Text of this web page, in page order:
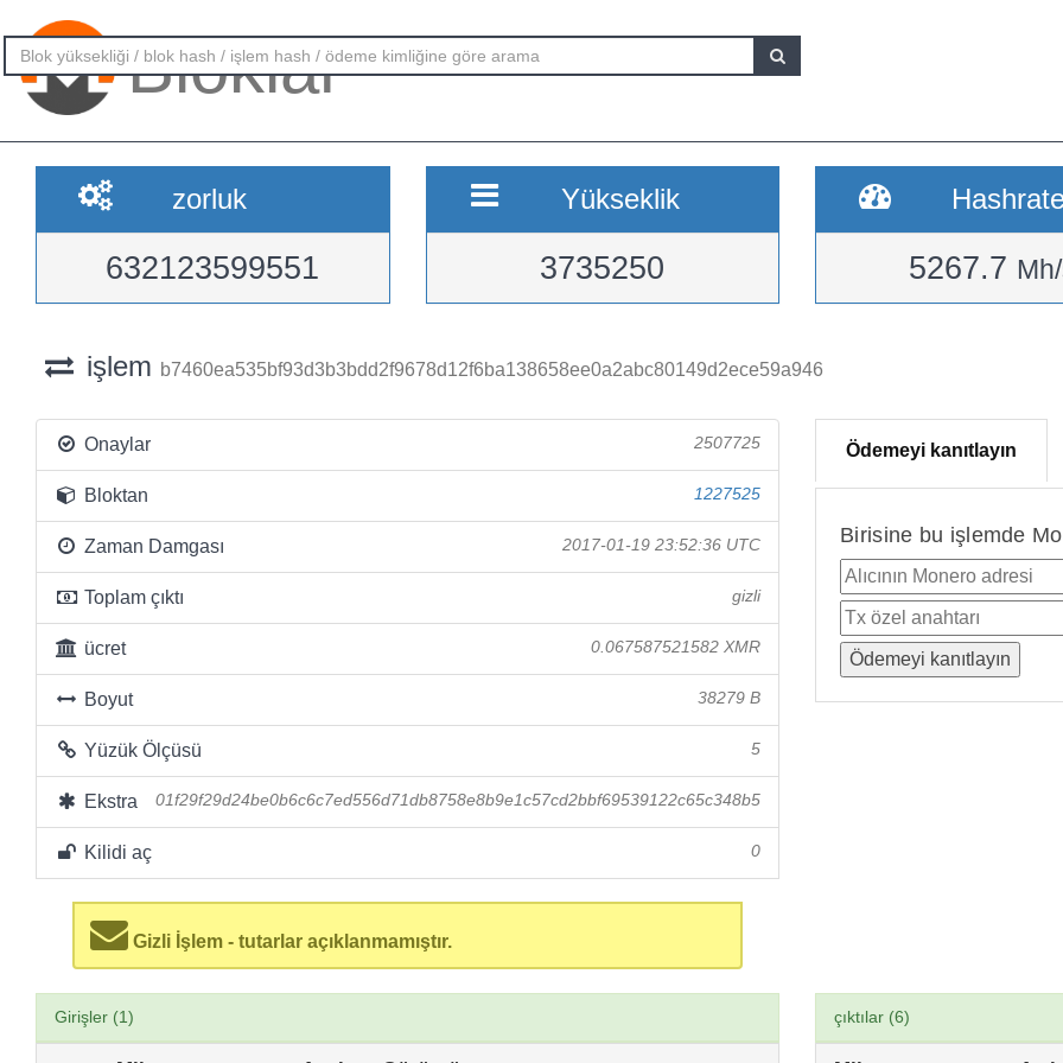
Bloklar
zorluk
632123599551
Yükseklik
3735250 5267.7
işlem b7460ea535bf93d3b3bdd2f9678d12f6ba138658ee0a2abc80149d2ece59a946
Onaylar 2507725
Bloktan 1227525
Zaman Damgası 2017-01-19 23:52:36 UTC
Toplam çıktı gizli
ücret 0.067587521582 XMR
Boyut 38279 B
Yüzük Ölçüsü 5
Ekstra 01f29f29d24be0b6c6c7ed556d71db8758e8b9e1c57cd2bbf69539122c65c348b5
Kilidi aç 0
Gizli İşlem - tutarlar açıklanmamıştır.
Ödemeyi kanıtlayın
Birisine bu işlemde
Girişler (1) çıktılar (6)